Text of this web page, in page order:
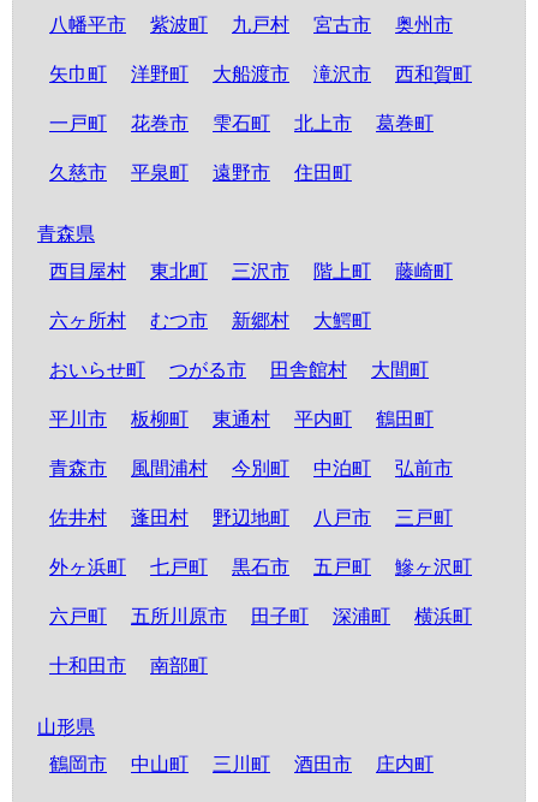
八幡平市 紫波町 九戸村 宮古市 奥州市
矢巾町 洋野町 大船渡市 滝沢市 西和賀町
一戸町 花巻市 雫石町 北上市 葛巻町
久慈市 平泉町 遠野市 住田町
青森県
西目屋村
東北町 三沢市 階上町 藤崎町
六ヶ所村 むつ市 新郷村 大鰐町
おいらせ町 つがる市 田舎館村 大間町
平川市 板柳町 東通村 平内町 鶴田町
青森市 風間浦村 今別町 中泊町 弘前市
佐井村 蓬田村 野辺地町 八戸市 三戸町
外ヶ浜町 七戸町 黒石市 五戸町 鰺ヶ沢町
六戸町 五所川原市 田子町 深浦町 横浜町
十和田市 南部町
山形県
鶴岡市
中山町 三川町 酒田市 庄内町